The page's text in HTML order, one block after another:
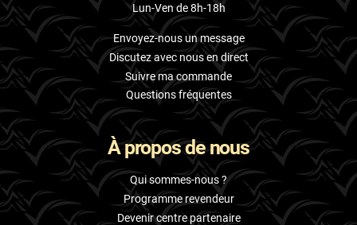
Saturn
Scania
Scion
Seat
Skoda
Smart
Ssangyong
Lun-Ven de 8h-18h
Envoyez-nous un message
Discutez avec nous en direct
Suivre ma commande
Questions fréquentes
À propos de nous
Qui sommes-nous ?
Programme revendeur
Devenir centre partenaire